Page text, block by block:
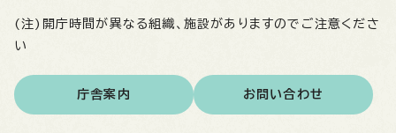
(注)開庁時間が異なる組織、施設がありますのでご注意くださ
い
庁舎案内 お問い合わせ